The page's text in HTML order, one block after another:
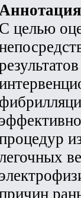
Аннотация
С целью